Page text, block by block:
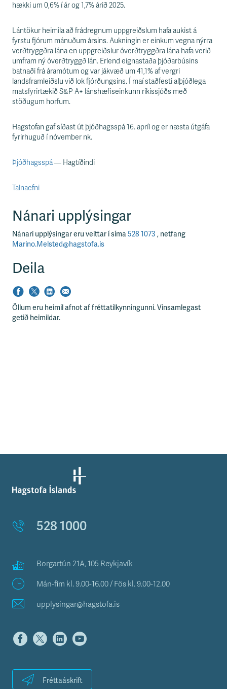
hækki um 0,6% í ár og 1,7% árið 2025.
Lántökur heimila að frádregnum uppgreiðslum hafa aukist á
fyrstu fjórum mánuðum ársins. Aukningin er einkum vegna nýrra
verðtryggðra lána en uppgreiðslur óverðtryggðra lána hafa verið
umfram ný óverðtryggð lán. Erlend eignastaða þjóðarbúsins
batnaði frá áramótum og var jákvæð um 41,1% af vergri
landsframleiðslu við lok fjórðungsins. Í maí staðfesti alþjóðlega
matsfyrirtækið S&P A+ lánshæfiseinkunn ríkissjóðs með
stöðugum horfum.
Hagstofan gaf síðast út þjóðhagsspá 16. apríl og er næsta útgáfa
fyrirhuguð í nóvember nk.
Þjóðhagsspá— Hagtíðindi
Talnaefni
Nánari upplýsingar
Nánari upplýsingar eru veittar í síma528 1073 , netfang
Marino.Melsted@hagstofa.is
Deila
Öllum eru heimil afnot af fréttatilkynningunni. Vinsamlegast
getið heimildar.
528 1000
Borgartún 21A, 105 Reykjavík
Mán-fim kl. 9.00-16.00 / Fös kl. 9.00-12.00
upplysingar@hagstofa.is
Fréttaáskrift